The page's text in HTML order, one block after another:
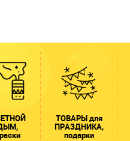
ТОВАРЫ для
ПРАЗДНИКА,
подарки